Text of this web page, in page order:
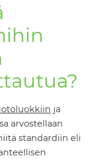
ja
arvostellaan
standardiin eli